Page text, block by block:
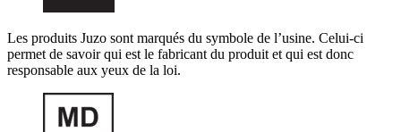
Les produits Juzo sont marqués du symbole de l’usine. Celui-ci
permet de savoir qui est le fabricant du produit et qui est donc
responsable aux yeux de la loi.